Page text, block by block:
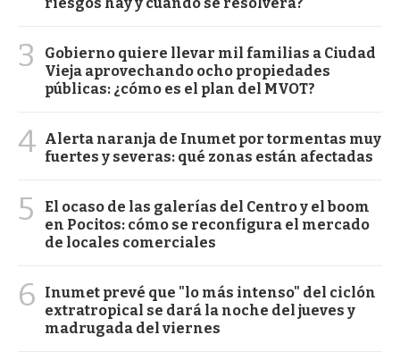
3
Gobierno quiere llevar mil familias a Ciudad
Vieja aprovechando ocho propiedades
públicas: ¿cómo es el plan del MVOT?
4 Alerta naranja de Inumet por tormentas muy
fuertes y severas: qué zonas están afectadas
5
El ocaso de las galerías del Centro y el boom
en Pocitos: cómo se reconfigura el mercado
de locales comerciales
6
Inumet prevé que "lo más intenso" del ciclón
extratropical se dará la noche del jueves y
madrugada del viernes